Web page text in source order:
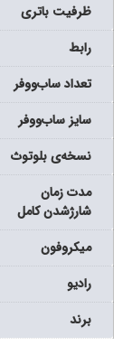
ظرفیت باتری
رابط
تعداد ساب‌ووفر
سایز ساب‌ووفر
نسخه‌ی بلوتوث
مدت زمان
شارژشدن کامل
میکروفون
رادیو
برند